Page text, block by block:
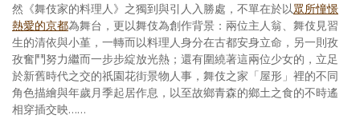
然《舞伎家的料理人》之獨到與引人入勝處，不單在於以眾所憧憬
熱愛的京都為舞台，更以舞伎為創作背景：兩位主人翁、舞伎見習
生的清依與小堇，一轉而以料理人身分在古都安身立命，另一則孜
孜奮鬥努力繼而一步步綻放光熱；還有圍繞著這兩位少女的，立足
於新舊時代之交的祇園花街景物人事，舞伎之家「屋形」裡的不同
角色描繪與年歲月季起居作息，以至故鄉青森的鄉土之食的不時遙
相穿插交映……